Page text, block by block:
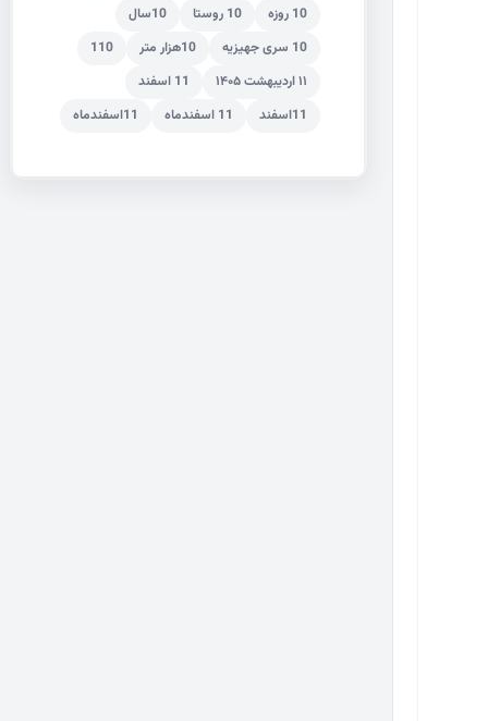
10 روزه
10 روستا
10سال
10 سری جهیزیه
10هزار متر
110
۱۱ اردیبهشت ۱۴۰۵
11 اسفند
11اسفند
11 اسفندماه 11اسفندماه